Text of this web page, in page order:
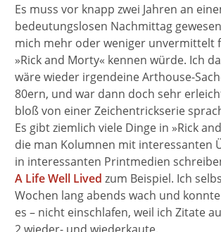
Es muss vor knapp zwei Jahren an
bedeutungslosen Nachmittag
mich mehr oder weniger unvermittelt
»Rick and Morty« kennen würde. Ich
wäre wieder irgendeine Arthouse-
80ern, und war dann doch sehr
bloß von einer Zeichentrickserie
Es gibt ziemlich viele Dinge in »Rick
die man Kolumnen mit interessanten
in interessanten Printmedien
A Life Well Lived zum Beispiel. Ich
Wochen lang abends wach und
es – nicht einschlafen, weil ich Zitate